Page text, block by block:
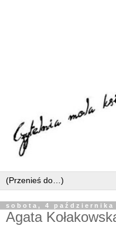
sobota, 4 października
Agata